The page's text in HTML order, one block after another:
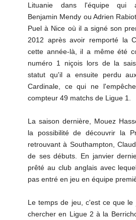
Lituanie dans l'équipe qui
Benjamin Mendy ou Adrien
Puel à Nice où il a signé son
2012 après avoir remporté la
cette année-là, il a même été
numéro 1 niçois lors de la
statut qu'il a ensuite perdu
Cardinale, ce qui ne
compteur 49 matchs de Ligue 1.
La saison dernière, Mouez
la possibilité de découvrir la
retrouvant à Southampton,
de ses débuts. En janvier
prêté au club anglais avec
pas entré en jeu en équipe
Le temps de jeu, c'est ce que le
chercher en Ligue 2 à la